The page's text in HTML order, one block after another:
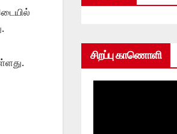
சிறப்பு காணொளி